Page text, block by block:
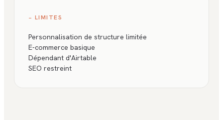
− LIMITES
Personnalisation de structure limitée
E-commerce basique
Dépendant d'Airtable
SEO restreint